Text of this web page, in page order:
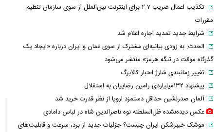
تکذیب اعمال ضریب ۲.۷ برای اینترنت بین‌الملل از سوی سازمان تنظیم
مقررات
شرایط جدید تمدید اجاره اعلام شد
الحدث: به زودی بیانیه‌ای مشترک از سوی عمان و ایران درباره «ایجاد یک
گذرگاه موقت در تنگه هرمز» منتشر می‌شود
تغییر زمانبندی‌ شارژ اعتبار کالابرگ
پیشنهاد ۱۳۲میلیاردی رامین رضاییان به استقلال
آلمان صدرنشین حداقل دستمزد اروپا از نظر قدرت خرید شد
عکس دیده‌نشده ظل‌السلطنه نوه ناصرالدین شاه در لباس دامادی
موشک خیبرشکن ایران چیست؟ جزئیات جدید از برد، سرعت و قابلیت‌های